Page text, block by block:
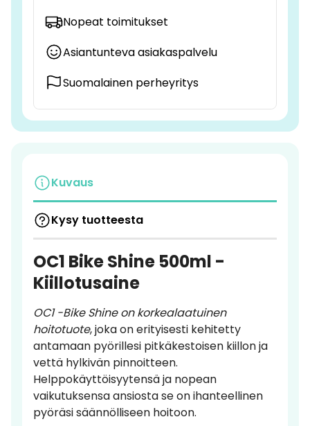
Nopeat toimitukset
Asiantunteva asiakaspalvelu
Suomalainen perheyritys
Kuvaus
Kysy tuotteesta
OC1 Bike Shine 500ml -
Kiillotusaine
OC1 -Bike Shine on korkealaatuinen
hoitotuote, joka on erityisesti kehitetty
antamaan pyörillesi pitkäkestoisen kiillon ja
vettä hylkivän pinnoitteen.
Helppokäyttöisyytensä ja nopean
vaikutuksensa ansiosta se on ihanteellinen
pyöräsi säännölliseen hoitoon.